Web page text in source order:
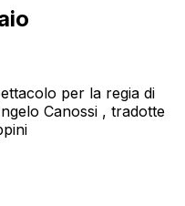
per la regia di
Canossi , tradotte